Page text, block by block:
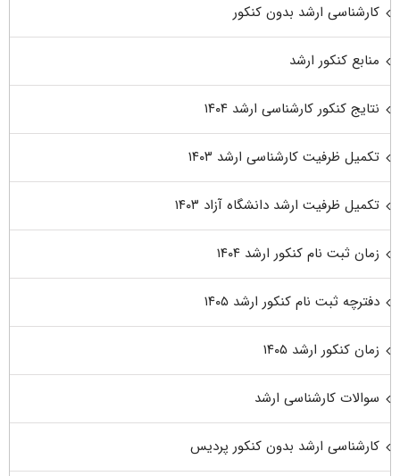
کارشناسی ارشد بدون کنکور
منابع کنکور ارشد
نتایج کنکور کارشناسی ارشد ۱۴۰۴
تکمیل ظرفیت کارشناسی ارشد ۱۴۰۳
تکمیل ظرفیت ارشد دانشگاه آزاد ۱۴۰۳
زمان ثبت نام کنکور ارشد ۱۴۰۴
دفترچه ثبت نام کنکور ارشد ۱۴۰۵
زمان کنکور ارشد ۱۴۰۵
سوالات کارشناسی ارشد
کارشناسی ارشد بدون کنکور پردیس